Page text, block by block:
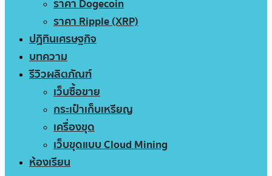
ราคา Dogecoin
ราคา Ripple (XRP)
ปฏิทินเศรษฐกิจ
บทความ
รีวิวผลิตภัณฑ์
เว็บซื้อขาย
กระเป๋าเก็บเหรียญ
เครื่องขุด
เว็บขุดแบบ Cloud Mining
ห้องเรียน